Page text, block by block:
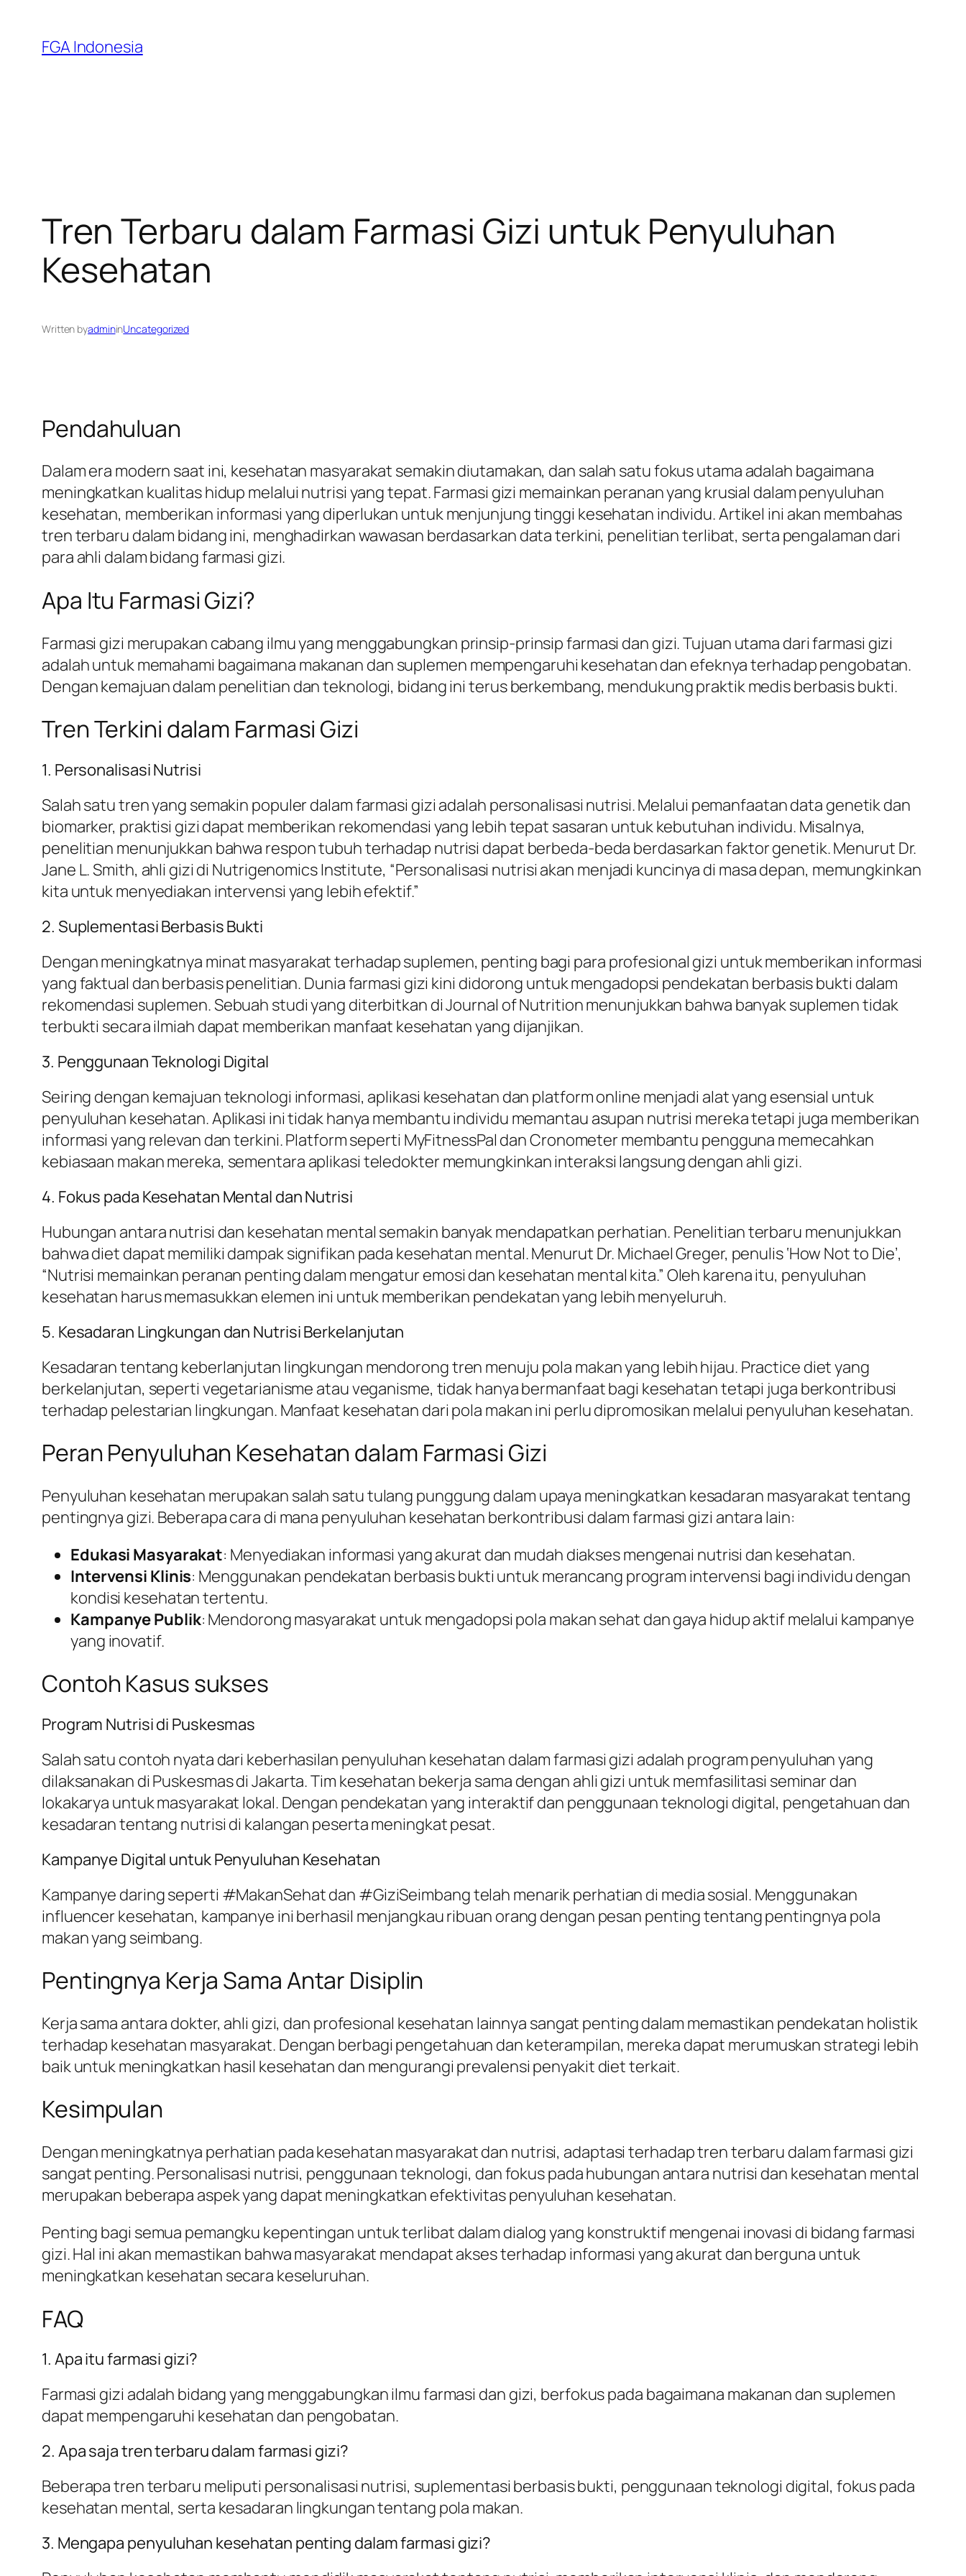
content
FGA Indonesia
Tren Terbaru dalam Farmasi Gizi untuk Penyuluhan
Kesehatan
Written byadmininUncategorized
Pendahuluan
Dalam era modern saat ini, kesehatan masyarakat semakin diutamakan, dan salah satu fokus utama adalah bagaimana
meningkatkan kualitas hidup melalui nutrisi yang tepat. Farmasi gizi memainkan peranan yang krusial dalam penyuluhan
kesehatan, memberikan informasi yang diperlukan untuk menjunjung tinggi kesehatan individu. Artikel ini akan membahas
tren terbaru dalam bidang ini, menghadirkan wawasan berdasarkan data terkini, penelitian terlibat, serta pengalaman dari
para ahli dalam bidang farmasi gizi.
Apa Itu Farmasi Gizi?
Farmasi gizi merupakan cabang ilmu yang menggabungkan prinsip-prinsip farmasi dan gizi. Tujuan utama dari farmasi gizi
adalah untuk memahami bagaimana makanan dan suplemen mempengaruhi kesehatan dan efeknya terhadap pengobatan.
Dengan kemajuan dalam penelitian dan teknologi, bidang ini terus berkembang, mendukung praktik medis berbasis bukti.
Tren Terkini dalam Farmasi Gizi
1. Personalisasi Nutrisi
Salah satu tren yang semakin populer dalam farmasi gizi adalah personalisasi nutrisi. Melalui pemanfaatan data genetik dan
biomarker, praktisi gizi dapat memberikan rekomendasi yang lebih tepat sasaran untuk kebutuhan individu. Misalnya,
penelitian menunjukkan bahwa respon tubuh terhadap nutrisi dapat berbeda-beda berdasarkan faktor genetik. Menurut Dr.
Jane L. Smith, ahli gizi di Nutrigenomics Institute, “Personalisasi nutrisi akan menjadi kuncinya di masa depan, memungkinkan
kita untuk menyediakan intervensi yang lebih efektif.”
2. Suplementasi Berbasis Bukti
Dengan meningkatnya minat masyarakat terhadap suplemen, penting bagi para profesional gizi untuk memberikan informasi
yang faktual dan berbasis penelitian. Dunia farmasi gizi kini didorong untuk mengadopsi pendekatan berbasis bukti dalam
rekomendasi suplemen. Sebuah studi yang diterbitkan di Journal of Nutrition menunjukkan bahwa banyak suplemen tidak
terbukti secara ilmiah dapat memberikan manfaat kesehatan yang dijanjikan.
3. Penggunaan Teknologi Digital
Seiring dengan kemajuan teknologi informasi, aplikasi kesehatan dan platform online menjadi alat yang esensial untuk
penyuluhan kesehatan. Aplikasi ini tidak hanya membantu individu memantau asupan nutrisi mereka tetapi juga memberikan
informasi yang relevan dan terkini. Platform seperti MyFitnessPal dan Cronometer membantu pengguna memecahkan
kebiasaan makan mereka, sementara aplikasi teledokter memungkinkan interaksi langsung dengan ahli gizi.
4. Fokus pada Kesehatan Mental dan Nutrisi
Hubungan antara nutrisi dan kesehatan mental semakin banyak mendapatkan perhatian. Penelitian terbaru menunjukkan
bahwa diet dapat memiliki dampak signifikan pada kesehatan mental. Menurut Dr. Michael Greger, penulis ‘How Not to Die’,
“Nutrisi memainkan peranan penting dalam mengatur emosi dan kesehatan mental kita.” Oleh karena itu, penyuluhan
kesehatan harus memasukkan elemen ini untuk memberikan pendekatan yang lebih menyeluruh.
5. Kesadaran Lingkungan dan Nutrisi Berkelanjutan
Kesadaran tentang keberlanjutan lingkungan mendorong tren menuju pola makan yang lebih hijau. Practice diet yang
berkelanjutan, seperti vegetarianisme atau veganisme, tidak hanya bermanfaat bagi kesehatan tetapi juga berkontribusi
terhadap pelestarian lingkungan. Manfaat kesehatan dari pola makan ini perlu dipromosikan melalui penyuluhan kesehatan.
Peran Penyuluhan Kesehatan dalam Farmasi Gizi
Penyuluhan kesehatan merupakan salah satu tulang punggung dalam upaya meningkatkan kesadaran masyarakat tentang
pentingnya gizi. Beberapa cara di mana penyuluhan kesehatan berkontribusi dalam farmasi gizi antara lain:
Edukasi Masyarakat: Menyediakan informasi yang akurat dan mudah diakses mengenai nutrisi dan kesehatan.
Intervensi Klinis: Menggunakan pendekatan berbasis bukti untuk merancang program intervensi bagi individu dengan
kondisi kesehatan tertentu.
Kampanye Publik: Mendorong masyarakat untuk mengadopsi pola makan sehat dan gaya hidup aktif melalui kampanye
yang inovatif.
Contoh Kasus sukses
Program Nutrisi di Puskesmas
Salah satu contoh nyata dari keberhasilan penyuluhan kesehatan dalam farmasi gizi adalah program penyuluhan yang
dilaksanakan di Puskesmas di Jakarta. Tim kesehatan bekerja sama dengan ahli gizi untuk memfasilitasi seminar dan
lokakarya untuk masyarakat lokal. Dengan pendekatan yang interaktif dan penggunaan teknologi digital, pengetahuan dan
kesadaran tentang nutrisi di kalangan peserta meningkat pesat.
Kampanye Digital untuk Penyuluhan Kesehatan
Kampanye daring seperti #MakanSehat dan #GiziSeimbang telah menarik perhatian di media sosial. Menggunakan
influencer kesehatan, kampanye ini berhasil menjangkau ribuan orang dengan pesan penting tentang pentingnya pola
makan yang seimbang.
Pentingnya Kerja Sama Antar Disiplin
Kerja sama antara dokter, ahli gizi, dan profesional kesehatan lainnya sangat penting dalam memastikan pendekatan holistik
terhadap kesehatan masyarakat. Dengan berbagi pengetahuan dan keterampilan, mereka dapat merumuskan strategi lebih
baik untuk meningkatkan hasil kesehatan dan mengurangi prevalensi penyakit diet terkait.
Kesimpulan
Dengan meningkatnya perhatian pada kesehatan masyarakat dan nutrisi, adaptasi terhadap tren terbaru dalam farmasi gizi
sangat penting. Personalisasi nutrisi, penggunaan teknologi, dan fokus pada hubungan antara nutrisi dan kesehatan mental
merupakan beberapa aspek yang dapat meningkatkan efektivitas penyuluhan kesehatan.
Penting bagi semua pemangku kepentingan untuk terlibat dalam dialog yang konstruktif mengenai inovasi di bidang farmasi
gizi. Hal ini akan memastikan bahwa masyarakat mendapat akses terhadap informasi yang akurat dan berguna untuk
meningkatkan kesehatan secara keseluruhan.
FAQ
1. Apa itu farmasi gizi?
Farmasi gizi adalah bidang yang menggabungkan ilmu farmasi dan gizi, berfokus pada bagaimana makanan dan suplemen
dapat mempengaruhi kesehatan dan pengobatan.
2. Apa saja tren terbaru dalam farmasi gizi?
Beberapa tren terbaru meliputi personalisasi nutrisi, suplementasi berbasis bukti, penggunaan teknologi digital, fokus pada
kesehatan mental, serta kesadaran lingkungan tentang pola makan.
3. Mengapa penyuluhan kesehatan penting dalam farmasi gizi?